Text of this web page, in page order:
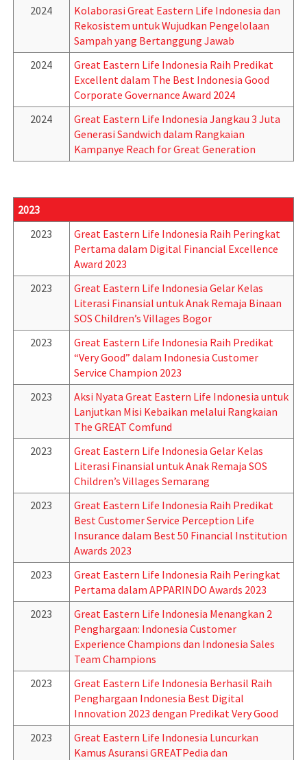
2024
Kolaborasi Great Eastern Life Indonesia dan
Rekosistem untuk Wujudkan Pengelolaan
Sampah yang Bertanggung Jawab
2024
Great Eastern Life Indonesia Raih Predikat
Excellent dalam The Best Indonesia Good
Corporate Governance Award 2024
2024
Great Eastern Life Indonesia Jangkau 3 Juta
Generasi Sandwich dalam Rangkaian
Kampanye Reach for Great Generation
2023
2023
Great Eastern Life Indonesia Raih Peringkat
Pertama dalam Digital Financial Excellence
Award 2023
2023
Great Eastern Life Indonesia Gelar Kelas
Literasi Finansial untuk Anak Remaja Binaan
SOS Children’s Villages Bogor
2023
Great Eastern Life Indonesia Raih Predikat
“Very Good” dalam Indonesia Customer
Service Champion 2023
2023
Aksi Nyata Great Eastern Life Indonesia untuk
Lanjutkan Misi Kebaikan melalui Rangkaian
The GREAT Comfund
2023
Great Eastern Life Indonesia Gelar Kelas
Literasi Finansial untuk Anak Remaja SOS
Children’s Villages Semarang
2023
Great Eastern Life Indonesia Raih Predikat
Best Customer Service Perception Life
Insurance dalam Best 50 Financial Institution
Awards 2023
2023
Great Eastern Life Indonesia Raih Peringkat
Pertama dalam APPARINDO Awards 2023
2023
Great Eastern Life Indonesia Menangkan 2
Penghargaan: Indonesia Customer
Experience Champions dan Indonesia Sales
Team Champions
2023
Great Eastern Life Indonesia Berhasil Raih
Penghargaan Indonesia Best Digital
Innovation 2023 dengan Predikat Very Good
2023
Great Eastern Life Indonesia Luncurkan
Kamus Asuransi GREATPedia dan